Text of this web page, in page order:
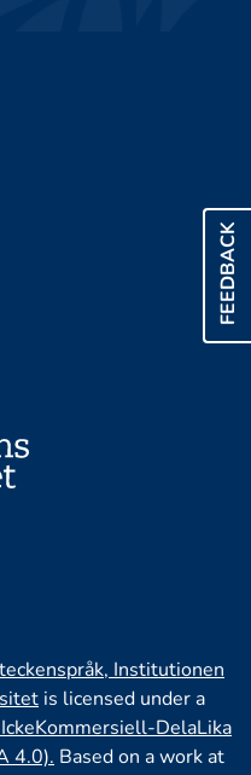
FEEDBACK
Institutionen
is licensed under a
DelaLika
4.0). Based on a work at